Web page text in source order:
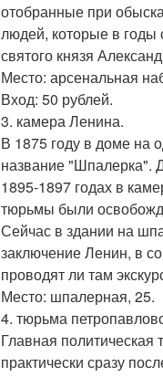
отобранные при
людей, которые в годы
святого князя
Место: арсенальная
Вход: 50 рублей.
3. камера Ленина.
В 1875 году в доме на
название "Шпалерка".
1895-1897 годах в
тюрьмы были
Сейчас в здании на
заключение Ленин, в
проводят ли там
Место: шпалерная, 25.
4. тюрьма
Главная политическая
практически сразу